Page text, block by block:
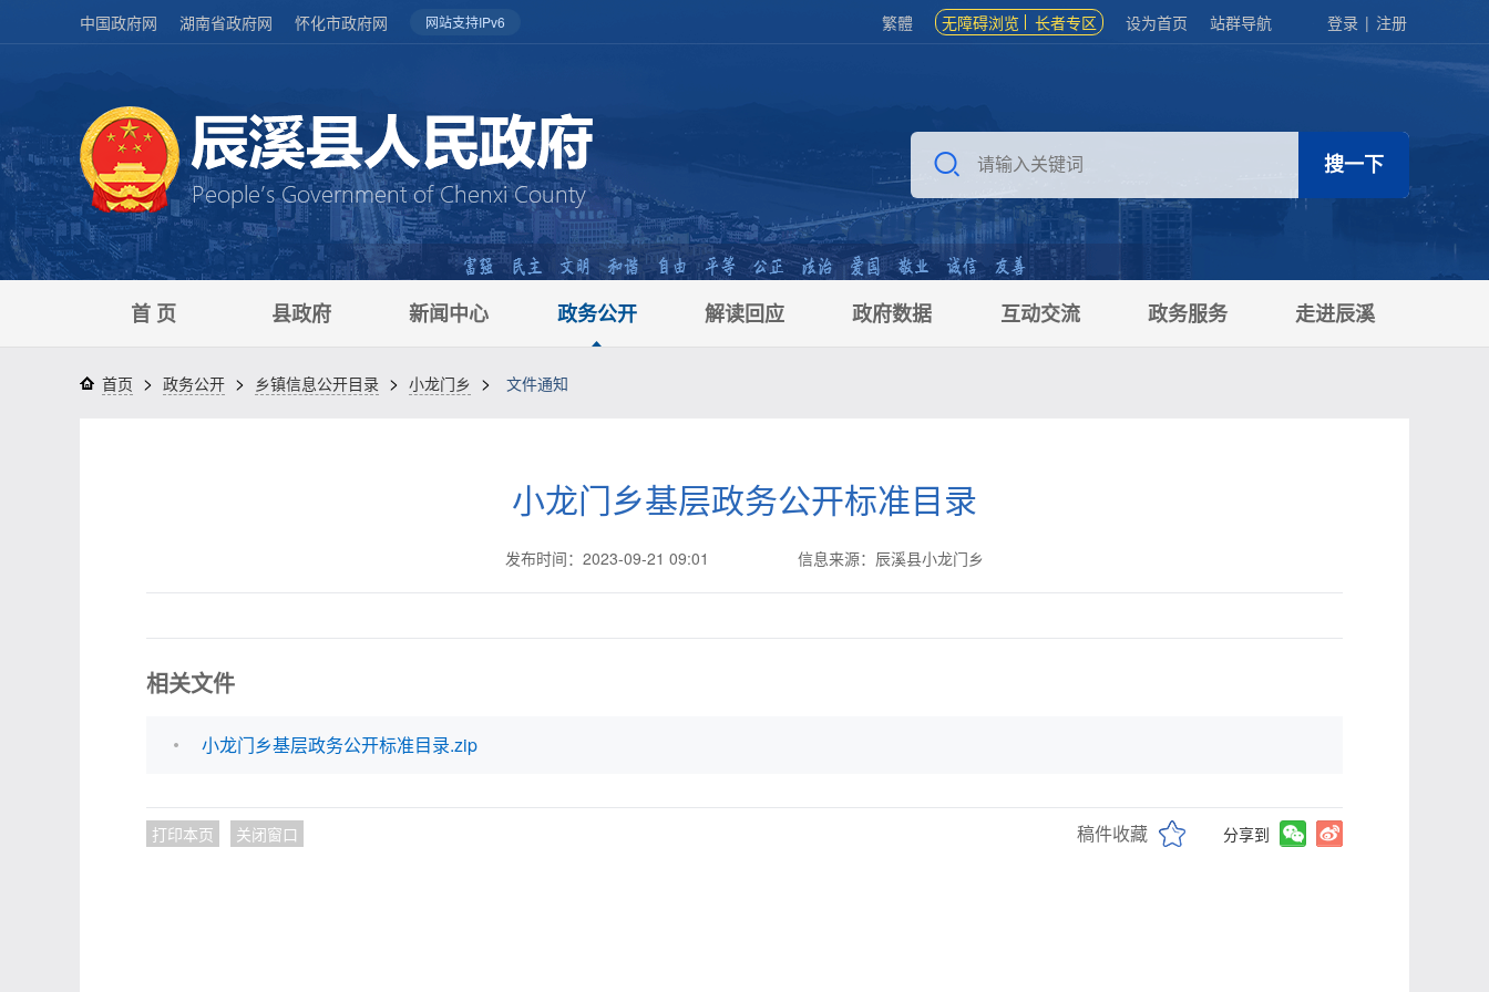
中国政府网 湖南省政府网 怀化市政府网 网站支持IPv6 繁體 无障碍浏览 长者专区 设为首页 站群导航 登录 | 注册
首 页 县政府 新闻中心 政务公开 解读回应 政府数据 互动交流 政务服务 走进辰溪
首页 > 政务公开 > 乡镇信息公开目录 > 小龙门乡 > 文件通知
小龙门乡基层政务公开标准目录
发布时间：2023-09-21 09:01 信息来源：辰溪县小龙门乡
相关文件
小龙门乡基层政务公开标准目录.zip
打印本页 关闭窗口 稿件收藏 分享到